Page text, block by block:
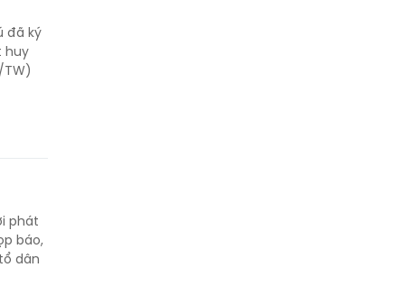
đã ký
huy
phát
báo,
dân